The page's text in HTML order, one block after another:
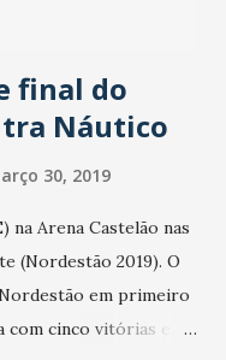
final do
Náutico
30, 2019
na Arena Castelão nas
(Nordestão 2019). O
em primeiro
cinco vitórias e